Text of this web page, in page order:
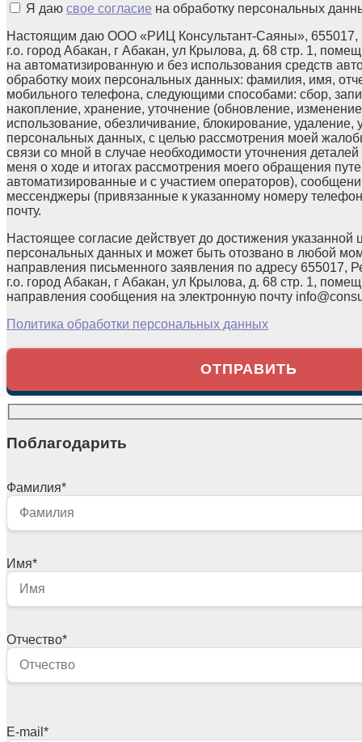
Я даю свое согласие на обработку персональных
Настоящим даю ООО «РИЦ Консультант-Саяны», 655017,
г.о. город Абакан, г Абакан, ул Крылова, д. 68 стр. 1,
на автоматизированную и без использования средств
обработку моих персональных данных: фамилия, имя,
мобильного телефона, следующими способами: сбор,
накопление, хранение, уточнение (обновление,
использование, обезличивание, блокирование, удаление,
персональных данных, с целью рассмотрения моей
связи со мной в случае необходимости уточнения
меня о ходе и итогах рассмотрения моего обращения
автоматизированные и с участием операторов),
мессенджеры (привязанные к указанному номеру
почту.
Настоящее согласие действует до достижения указанной
персональных данных и может быть отозвано в любой
направления письменного заявления по адресу 655017,
г.о. город Абакан, г Абакан, ул Крылова, д. 68 стр. 1,
направления сообщения на электронную почту
Политика обработки персональных данных
Поблагодарить
Фамилия*
Имя*
Отчество*
E-mail *